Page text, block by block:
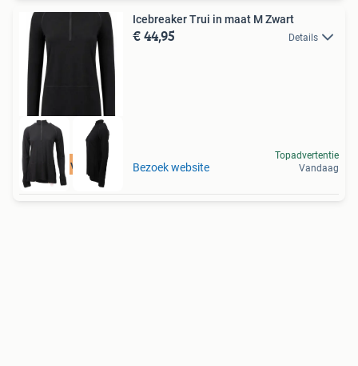
Tot 75% voordeel
Icebreaker Trui in maat M Zwart
€ 44,95 Details
Bezoek website
Topadvertentie
Vandaag